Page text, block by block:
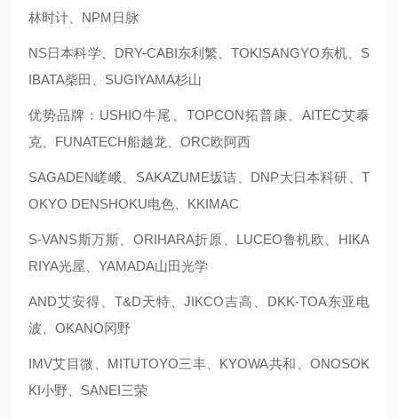
林时计、NPM日脉
NS日本科学、DRY-CABI东利繁、TOKISANGYO东机、S
IBATA柴田、SUGIYAMA杉山
优势品牌：USHIO牛尾、TOPCON拓普康、AITEC艾泰
克、FUNATECH船越龙、ORC欧阿西
SAGADEN嵯峨、SAKAZUME坂诘、DNP大日本科研、T
OKYO DENSHOKU电色、KKIMAC
S-VANS斯万斯、ORIHARA折原、LUCEO鲁机欧、HIKA
RIYA光屋、YAMADA山田光学
AND艾安得、T&D天特、JIKCO吉高、DKK-TOA东亚电
波、OKANO冈野
IMV艾目微、MITUTOYO三丰、KYOWA共和、ONOSOK
KI小野、SANEI三荣